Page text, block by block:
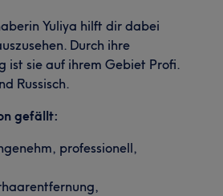
Yuliya hilft dir dabei
Durch ihre
ist sie auf ihrem Gebiet Profi.
Russisch.
gefällt:
professionell,